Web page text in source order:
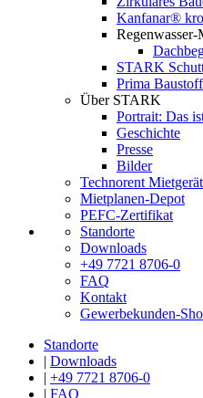
Kanfanar®
Regenwasser-
STARK
Prima
Über STARK
Portrait: Das
Geschichte
Presse
Bilder
Technorent
Mietplanen-Depot
PEFC-Zertifikat
Standorte
Downloads
+49 7721 8706-0
FAQ
Kontakt
Gewerbekunden-
Standorte
| Downloads
| +49 7721 8706-0
| FAQ